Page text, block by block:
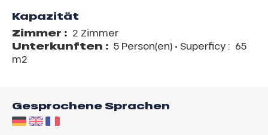
Kapazität
Zimmer : 2 Zimmer
Unterkunften : 5 Person(en) • Superficy : 65
m2
Gesprochene Sprachen